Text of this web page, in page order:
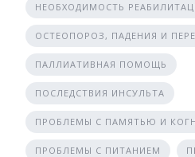
НЕОБХОДИМОСТЬ
ОСТЕОПОРОЗ, ПАДЕНИЯ И
ПАЛЛИАТИВНАЯ ПОМОЩЬ
ПОСЛЕДСТВИЯ ИНСУЛЬТА
ПРОБЛЕМЫ С ПАМЯТЬЮ И
ПРОБЛЕМЫ С ПИТАНИЕМ